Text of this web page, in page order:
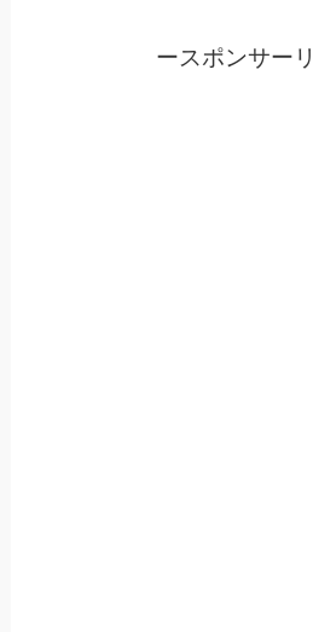
ースポンサー